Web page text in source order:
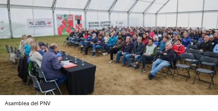
Asamblea del PNV